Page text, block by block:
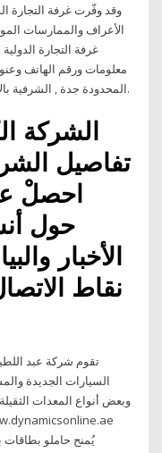
غرفة التجارة
معلومات ورقم الهاتف
المحدودة جدة , الشرفية بالإضافة إلى نصائح وصور المستخدمين المفيدة.
الشركة
احصلْ
حول
الأخبار
نقاط
تقوم شركة عبد
السيارات الجديدة
وبعض أنواع المعدات
يُمنح حاملو